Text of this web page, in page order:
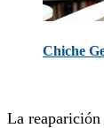
Chiche
La